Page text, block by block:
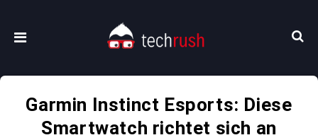
Garmin Instinct Esports: Diese
Smartwatch richtet sich an